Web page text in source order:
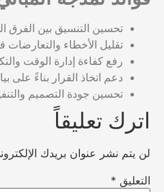
تحسين التنسيق بين الفرق
تقليل الأخطاء والتعارضات
رفع كفاءة إدارة الوقت
دعم اتخاذ القرار بناءً على
تحسين جودة التصميم
اترك تعليقاً
لن يتم نشر عنوان بريدك
التعليق *